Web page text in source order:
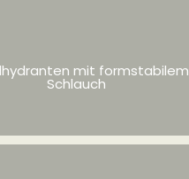
mit formstabilem
Schlauch